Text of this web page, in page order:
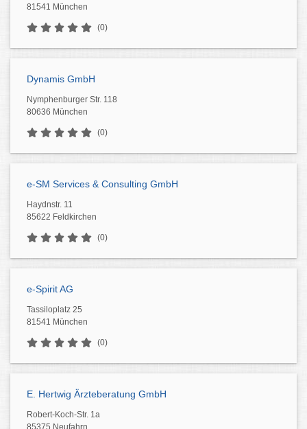
81541 München
(0)
Dynamis GmbH
Nymphenburger Str. 118
80636 München
(0)
e-SM Services & Consulting GmbH
Haydnstr. 11
85622 Feldkirchen
(0)
e-Spirit AG
Tassiloplatz 25
81541 München
(0)
E. Hertwig Ärzteberatung GmbH
Robert-Koch-Str. 1a
85375 Neufahrn